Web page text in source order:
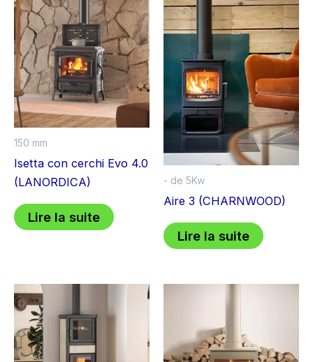
150 mm
Isetta con cerchi Evo 4.0
(LANORDICA)
Lire la suite
- de 5Kw
Aire 3 (CHARNWOOD)
Lire la suite